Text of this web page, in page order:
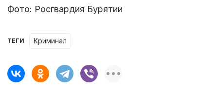
Фото: Росгвардия Бурятии
ТЕГИ Криминал